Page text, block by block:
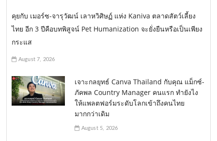
คุยกับ เมอร์ซ-จารุวัฒน์ เลาหวิศิษฏ์ แห่ง Kaniva ตลาดสัตว์เลี้ยง
ไทย อีก 3 ปีคือบทพิสูจน์ Pet Humanization จะยั่งยืนหรือเป็นเพียง
กระแส
August 7, 2026
เจาะกลยุทธ์ Canva Thailand กับคุณ แม็กซ์-
ภัคพล Country Manager คนแรก ทำยังไง
ให้แพลตฟอร์มระดับโลกเข้าถึงคนไทย
มากกว่าเดิม
August 5, 2026